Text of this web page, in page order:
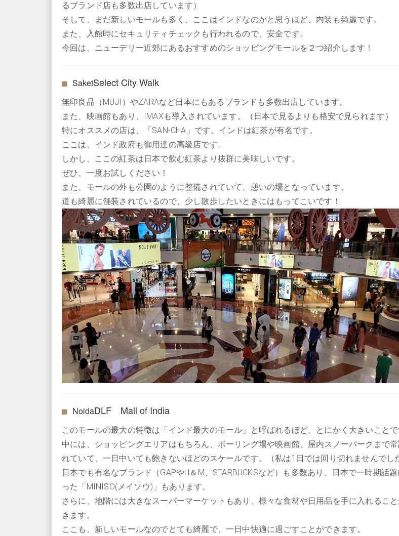
るブランド店も多数出店しています）
そして、まだ新しいモールも多く、ここはインドなのかと思うほど、内装も綺麗です。
また、入館時にセキュリティチェックも行われるので、安全です。
今回は、ニューデリー近郊にあるおすすめのショッピングモールを２つ紹介します！
SaketSelect City Walk
無印良品（MUJI）やZARAなど日本にもあるブランドも多数出店しています。
また、映画館もあり、IMAXも導入されています。（日本で見るよりも格安で見られます）
特にオススメの店は、「SAN-CHA」です。インドは紅茶が有名です。
ここは、インド政府も御用達の高級店です。
しかし、ここの紅茶は日本で飲む紅茶より抜群に美味しいです。
ぜひ、一度お試しください！
また、モールの外も公園のように整備されていて、憩いの場となっています。
道も綺麗に舗装されているので、少し散歩したいときにはもってこいです！
NoidaDLF Mall of India
このモールの最大の特徴は「インド最大のモール」と呼ばれるほど、とにかく大きいことで
中には、ショッピングエリアはもちろん、ボーリング場や映画館、屋内スノーパークまで常
れていて、一日中いても飽きないほどのスケールです。（私は1日では回り切れませんでし
日本でも有名なブランド（GAPやH＆M、STARBUCKSなど）も多数あり、日本で一時期話
った「MINISO(メイソウ)」もあります。
さらに、地階には大きなスーパーマーケットもあり、様々な食材や日用品を手に入れるこ
きます。
ここも、新しいモールなのでとても綺麗で、一日中快適に過ごすことができます。